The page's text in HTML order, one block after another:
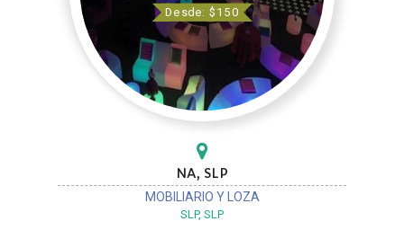
Desde: $150
NA, SLP
MOBILIARIO Y LOZA
SLP, SLP